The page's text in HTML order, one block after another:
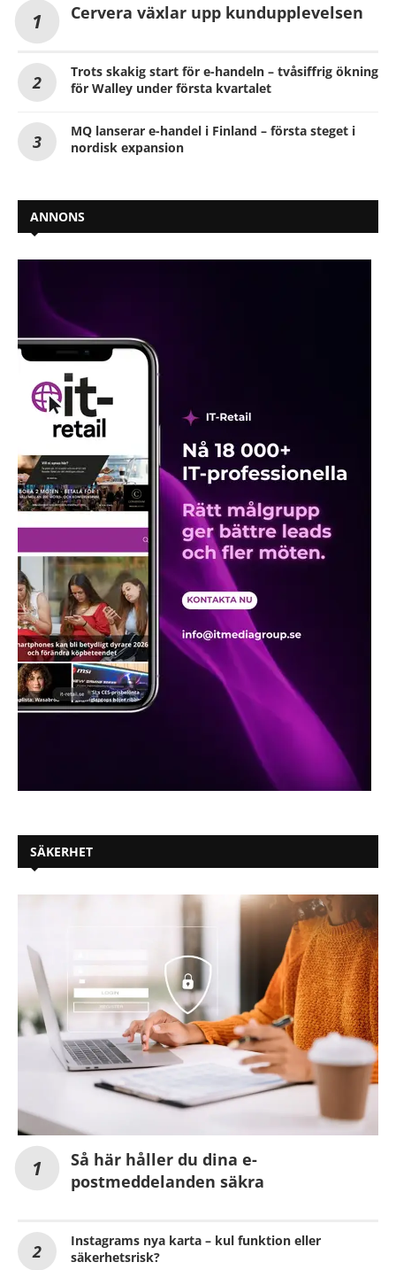
Cervera växlar upp kundupplevelsen
Trots skakig start för e-handeln – tvåsiffrig ökning
för Walley under första kvartalet
MQ lanserar e-handel i Finland – första steget i
nordisk expansion
ANNONS
SÄKERHET
Så här håller du dina e-
postmeddelanden säkra
Instagrams nya karta – kul funktion eller
säkerhetsrisk?